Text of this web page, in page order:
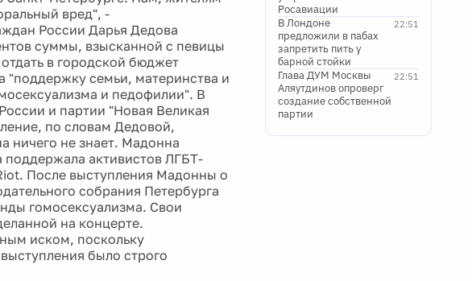
вред", -
России Дарья Дедова
суммы, взысканной с певицы
в городской бюджет
"поддержку семьи, материнства и
и педофилии". В
и партии "Новая Великая
по словам Дедовой,
ничего не знает. Мадонна
поддержала активистов ЛГБТ-
После выступления Мадонны о
собрания Петербурга
гомосексуализма. Свои
на концерте.
иском, поскольку
было строго
Росавиации
22:51
В Лондоне
предложили в пабах
запретить пить у
барной стойки
22:51
Глава ДУМ Москвы
Аляутдинов опроверг
создание собственной
партии